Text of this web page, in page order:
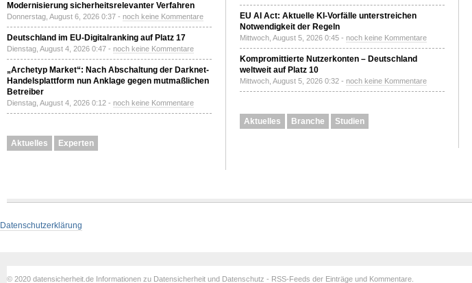
Modernisierung sicherheitsrelevanter Verfahren
Donnerstag, August 6, 2026 0:37 - noch keine Kommentare
Deutschland im EU-Digitalranking auf Platz 17
Dienstag, August 4, 2026 0:47 - noch keine Kommentare
„Archetyp Market“: Nach Abschaltung der Darknet-
Handelsplattform nun Anklage gegen mutmaßlichen
Betreiber
Dienstag, August 4, 2026 0:12 - noch keine Kommentare
Aktuelles Experten
EU AI Act: Aktuelle KI-Vorfälle unterstreichen
Notwendigkeit der Regeln
Mittwoch, August 5, 2026 0:45 - noch keine Kommentare
Kompromittierte Nutzerkonten – Deutschland
weltweit auf Platz 10
Mittwoch, August 5, 2026 0:32 - noch keine Kommentare
Aktuelles Branche Studien
Datenschutzerklärung
© 2020 datensicherheit.de Informationen zu Datensicherheit und Datenschutz - RSS-Feeds der Einträge und Kommentare